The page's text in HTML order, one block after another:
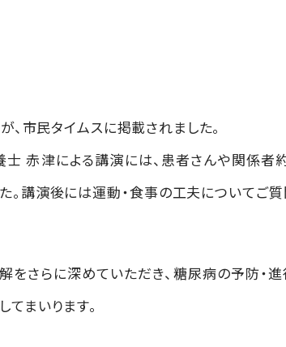
、市民タイムスに掲載されました。
赤津による講演には、患者さんや関係者
。講演後には運動・食事の工夫についてご
さらに深めていただき、糖尿病の予防・進
まいります。